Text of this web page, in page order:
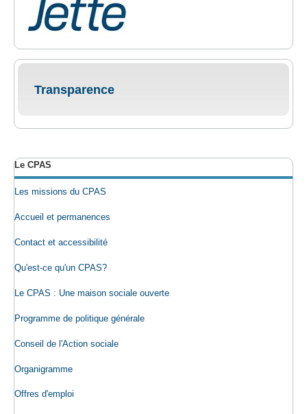
Transparence
Le CPAS
Les missions du CPAS
Accueil et permanences
Contact et accessibilité
Qu'est-ce qu'un CPAS?
Le CPAS : Une maison sociale ouverte
Programme de politique générale
Conseil de l'Action sociale
Organigramme
Offres d'emploi